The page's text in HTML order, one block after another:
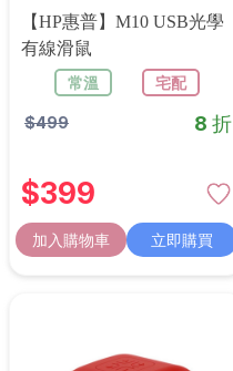
【HP惠普】M10 USB光學
有線滑鼠
常溫
宅配
$499 8 折
$399
加入購物車 立即購買